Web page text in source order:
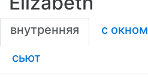
внутренняя с окном
сьют